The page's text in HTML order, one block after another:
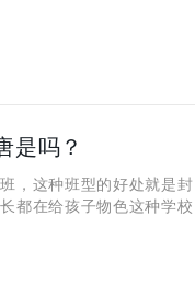
样收费？ 西安大
是吗？
，这种班型的好处就是
都在给孩子物色这种学校